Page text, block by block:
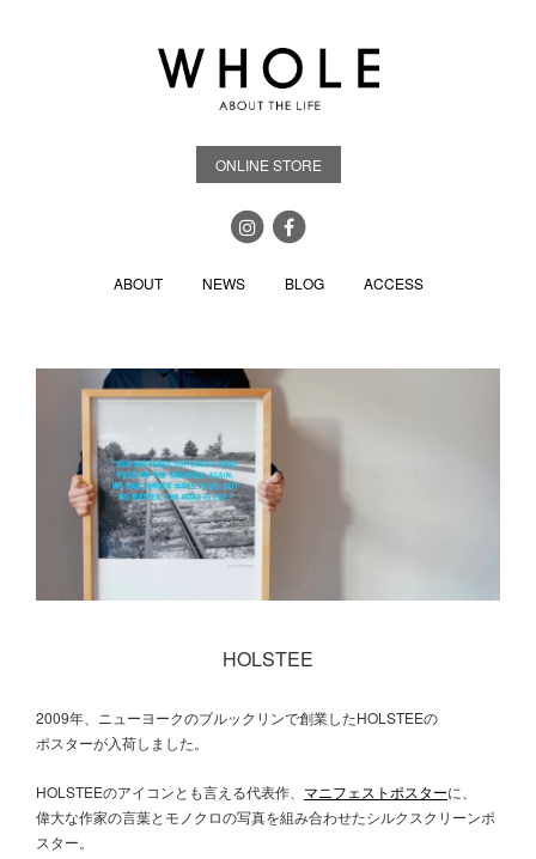
ONLINE STORE
ABOUT NEWS BLOG ACCESS
HOLSTEE
2009年、ニューヨークのブルックリンで創業したHOLSTEEの
ポスターが入荷しました。
HOLSTEEのアイコンとも言える代表作、 マニフェストポスターに、
偉大な作家の言葉とモノクロの写真を組み合わせたシルクスクリーンポ
スター。